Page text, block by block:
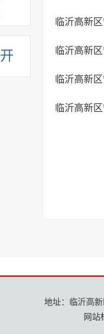
临沂高新
地址：临沂高
网站